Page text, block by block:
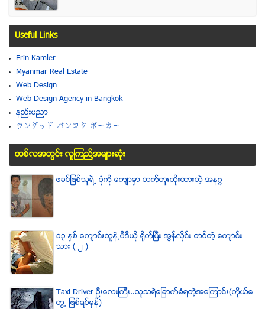
Useful Links
Erin Kamler
Myanmar Real Estate
Web Design
Web Design Agency in Bangkok
နည္းပညာ
ラングッド バンコク ポーカー
တစ္လအတြင္း လူၾကည္႔အမ်ားဆံုး
ဖခင္ျဖစ္သူရဲ႕ ပံုကို ေက်ာမွာ တက္တူးထိုးထားတဲ့ အနဂၢ
၁၃ ႏွစ္ ေက်ာင္းသူနဲ႕ဗီဒီယို ရိုက္ျပီး အြန္လိုင္း တင္တဲ့ ေက်ာင္း
သား ( ၂ )
Taxi Driver ဦးေလးၾကီး..သူသရဲေျခာက္ခံရတဲ့အေၾကာင္း(ကိုယ္ေ
တြ႕ ျဖစ္ရပ္မွန္)